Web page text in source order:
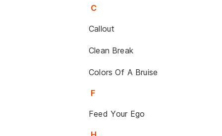
C
Callout
Clean Break
Colors Of A Bruise
F
Feed Your Ego